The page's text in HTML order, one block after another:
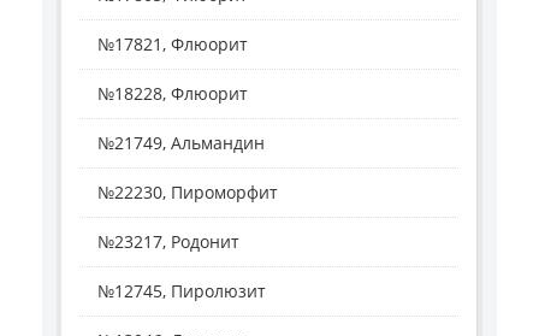
№17821, Флюорит
№18228, Флюорит
№21749, Альмандин
№22230, Пироморфит
№23217, Родонит
№12745, Пиролюзит